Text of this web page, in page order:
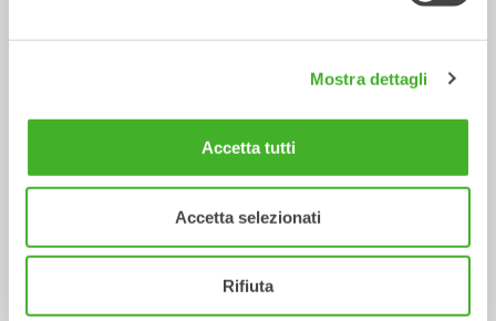
Mostra dettagli
Accetta tutti
Accetta selezionati
Rifiuta
X14 XTR13